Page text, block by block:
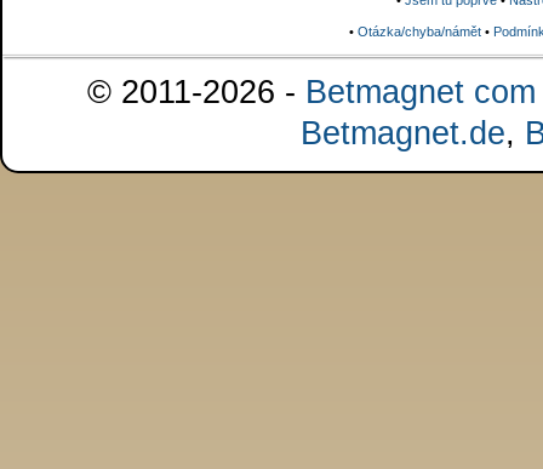
• Otázka/chyba/námět•
© 2011-2026 - Betmagnet
Betmagnet.de,